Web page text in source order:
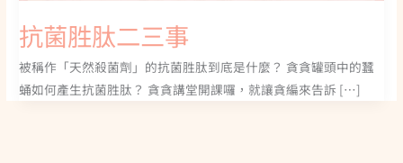
抗菌胜肽二三事
被稱作「天然殺菌劑」的抗菌胜肽到底是什麼？ 貪貪罐頭中的蠶
蛹如何產生抗菌胜肽？ 貪貪講堂開課囉，就讓貪編來告訴 […]